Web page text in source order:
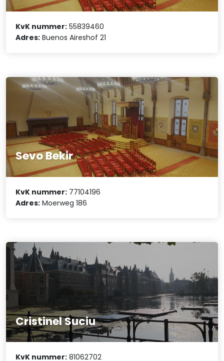
KvK nummer: 55839460
Adres: Buenos Aireshof 21
Sevo Bekir
KvK nummer: 77104196
Adres: Moerweg 186
Cristinel Suciu
KvK nummer: 81062702